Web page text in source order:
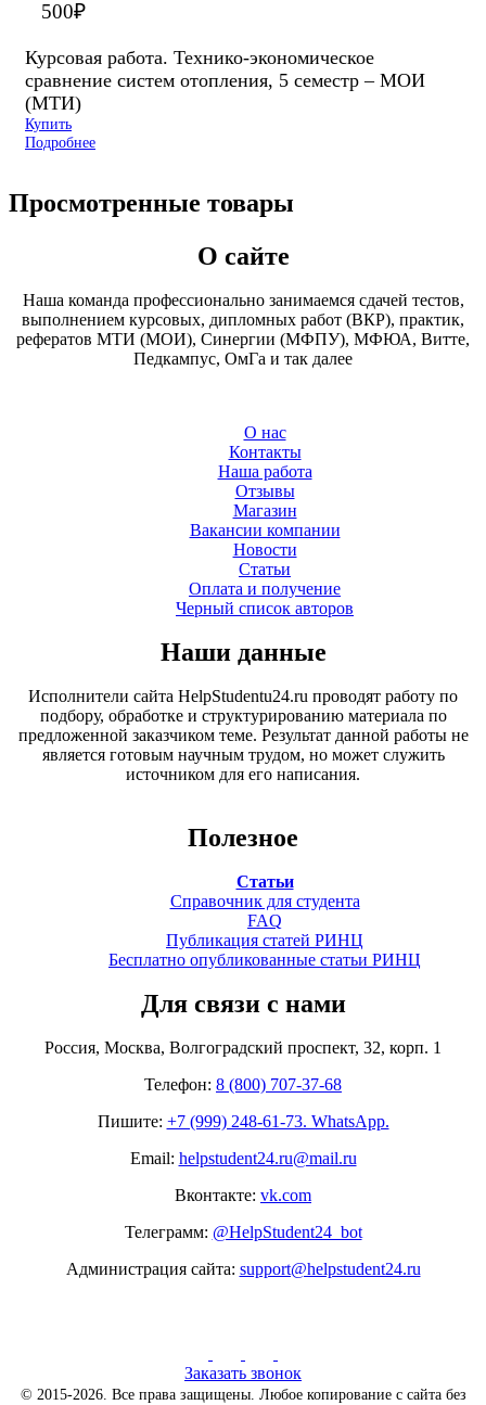
500₽
Курсовая работа. Технико-экономическое
сравнение систем отопления, 5 семестр – МОИ
(МТИ)
Купить
Подробнее
Просмотренные товары
О сайте
Наша команда профессионально занимаемся сдачей тестов,
выполнением курсовых, дипломных работ (ВКР), практик,
рефератов МТИ (МОИ), Синергии (МФПУ), МФЮА, Витте,
Педкампус, ОмГа и так далее
О нас
Контакты
Наша работа
Отзывы
Магазин
Вакансии компании
Новости
Статьи
Оплата и получение
Черный список авторов
Наши данные
Исполнители сайта HelpStudentu24.ru проводят работу по
подбору, обработке и структурированию материала по
предложенной заказчиком теме. Результат данной работы не
является готовым научным трудом, но может служить
источником для его написания.
Полезное
Статьи
Справочник для студента
FAQ
Публикация статей РИНЦ
Бесплатно опубликованные статьи РИНЦ
Для связи с нами
Россия, Москва, Волгоградский проспект, 32, корп. 1
Телефон: 8 (800) 707-37-68
Пишите: +7 (999) 248-61-73. WhatsApp.
Email: helpstudent24.ru@mail.ru
Вконтакте: vk.com
Телеграмм: @HelpStudent24_bot
Администрация сайта: support@helpstudent24.ru
Заказать звонок
© 2015-2026. Все права защищены. Любое копирование с сайта без